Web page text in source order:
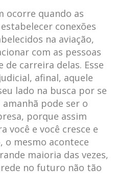
ocorre quando as
conexões
na aviação,
com as pessoas
de carreira delas. Esse
afinal, aquele
lado na busca por se
pode ser o
porque assim
você e você cresce e
o mesmo acontece
maioria das vezes,
rede no futuro não tão